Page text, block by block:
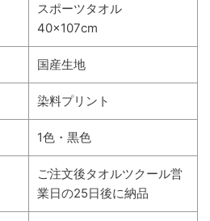
スポーツタオル
40×107cm
国産生地
染料プリント
1色・黒色
ご注文後タオルツクール営
業日の25日後に納品